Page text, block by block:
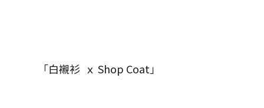
「白襯衫 ｘ Shop Coat」